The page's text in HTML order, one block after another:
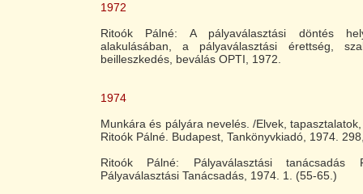
1972
Ritoók Pálné: A pályaválasztási döntés
alakulásában, a pályaválasztási érettség,
beilleszkedés, beválás OPTI, 1972.
1974
Munkára és pályára nevelés. /Elvek,
Ritoók Pálné. Budapest, Tankönyvkiadó, 1974.
Ritoók Pálné: Pályaválasztási tanácsadás
Pályaválasztási Tanácsadás, 1974. 1. (55-65.)